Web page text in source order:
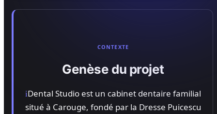
CONTEXTE
Genèse du projet
iDental Studio est un cabinet dentaire familial
situé à Carouge, fondé par la Dresse Puicescu